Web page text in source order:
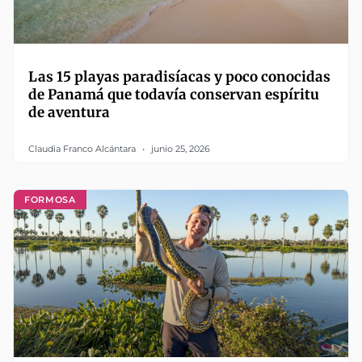
Las 15 playas paradisíacas y poco conocidas
de Panamá que todavía conservan espíritu
de aventura
Claudia Franco Alcántara junio 25, 2026
FORMOSA